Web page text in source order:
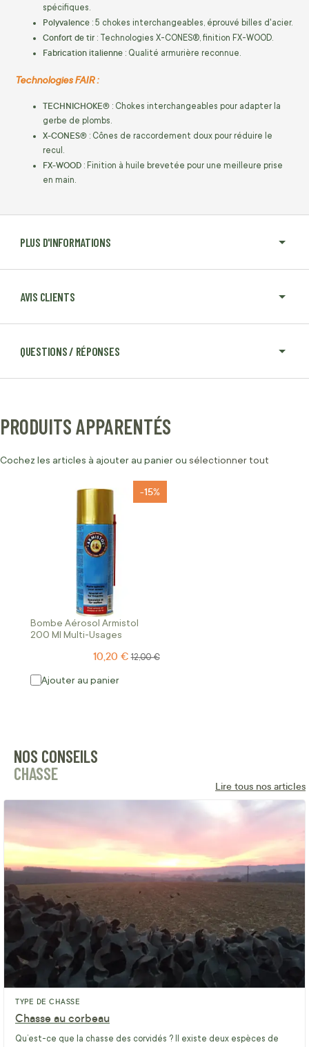
PLUS D'INFORMATIONS
AVIS CLIENTS
QUESTIONS / RÉPONSES
spécifiques.
Polyvalence : 5 chokes interchangeables, éprouvé billes d'acier.
Confort de tir : Technologies X-CONES®, finition FX-WOOD.
Fabrication italienne : Qualité armurière reconnue.
Technologies FAIR :
TECHNICHOKE® : Chokes interchangeables pour adapter la
gerbe de plombs.
X-CONES® : Cônes de raccordement doux pour réduire le
recul.
FX-WOOD : Finition à huile brevetée pour une meilleure prise
en main.
PRODUITS APPARENTÉS
Cochez les articles à ajouter au panier ou sélectionner tout
Bombe Aérosol Armistol
200 Ml Multi-Usages
-15%
Prix Spécial
10,20 € Prix normal
12,00 €
Ajouter au panier
NOS CONSEILS
CHASSE
Lire tous nos articles
TYPE DE CHASSE
Chasse au corbeau
Qu’est-ce que la chasse des corvidés ? Il existe deux espèces de